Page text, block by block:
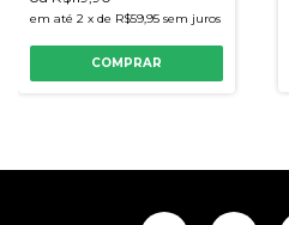
em até 2 x de R$59,95 sem juros
COMPRAR